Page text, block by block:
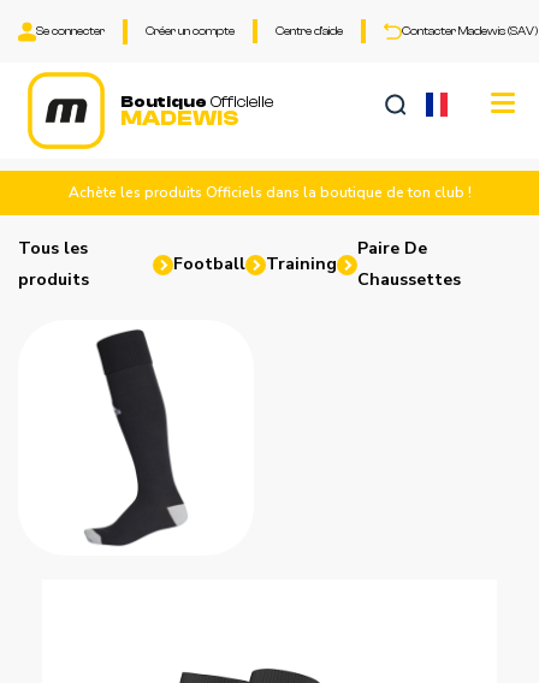
Centre d'aide Contacter Madewis (SAV)
Créer un compte
Se connecter
Boutique Officielle
MADEWIS
Achète les produits Officiels dans la boutique de ton club !
Tous les
produits
Football Training
Paire De
Chaussettes